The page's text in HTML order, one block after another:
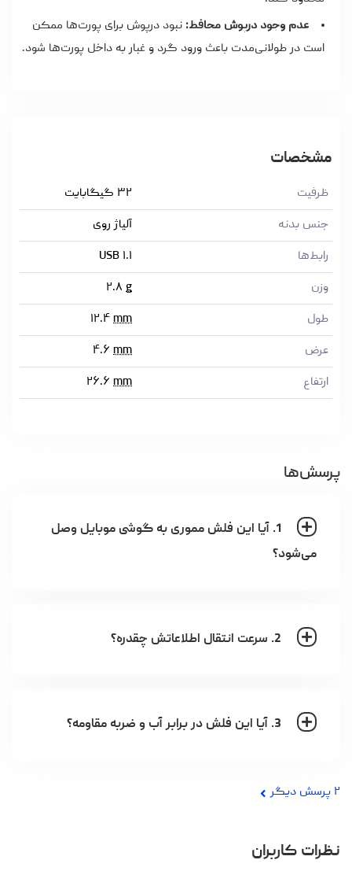
عدم وجود درپوش محافظ: نبود درپوش برای پورت‌ها ممکن
است در طولانی‌مدت باعث ورود گرد و غبار به داخل پورت‌ها شود.
مشخصات
ظرفیت
۳۲ گیگابایت
جنس بدنه
آلیاژ روی
رابط‌ها
USB ۱.۱
وزن
۲.۸ g
طول
۱۲.۴ mm
عرض
۴.۶ mm
ارتفاع
۲۶.۶ mm
پرسش‌ها
1. آیا این فلش مموری به گوشی موبایل وصل
می‌شود؟
2. سرعت انتقال اطلاعاتش چقدره؟
3. آیا این فلش در برابر آب و ضربه مقاومه؟
۲ پرسش دیگر
نظرات کاربران